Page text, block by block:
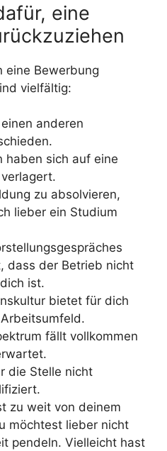
eine
eine Bewerbung
vielfältig:
anderen
haben sich auf eine
zu absolvieren,
lieber ein Studium
dass der Betrieb nicht
ist.
bietet für dich
fällt vollkommen
die Stelle nicht
zu weit von deinem
möchtest lieber nicht
pendeln. Vielleicht hast